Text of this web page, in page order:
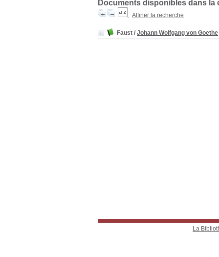
Documents disponibles dans la
Affiner la recherche
Faust / Johann Wolfgang von Goethe
La